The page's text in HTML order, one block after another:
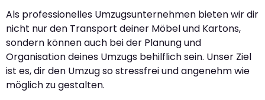
Als professionelles Umzugsunternehmen bieten wir dir
nicht nur den Transport deiner Möbel und Kartons,
sondern können auch bei der Planung und
Organisation deines Umzugs behilflich sein. Unser Ziel
ist es, dir den Umzug so stressfrei und angenehm wie
möglich zu gestalten.